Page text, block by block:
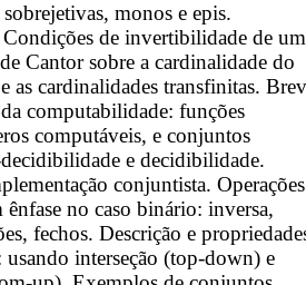
monos e epis.
Condições de invertibilidade de
Cantor sobre a cardinalidade do
as cardinalidades transfinitas.
computabilidade: funções
computáveis, e conjuntos
e decidibilidade.
conjuntista. Operações
ênfase no caso binário: inversa,
fechos. Descrição e
interseção (top-down) e